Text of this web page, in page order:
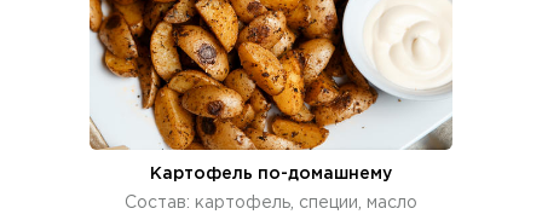
Картофель по-домашнему
Состав: картофель, специи, масло